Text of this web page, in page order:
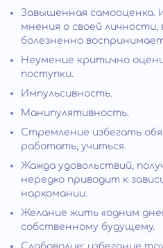
Завышенная самооценка.
мнения о своей личности,
болезненно
Неумение критично
поступки.
Импульсивность.
Манипулятивность.
Стремление избегать
работать, учиться.
Жажда удовольствий,
нередко приводит к
наркомании.
Желание жить «одним
собственному будущему.